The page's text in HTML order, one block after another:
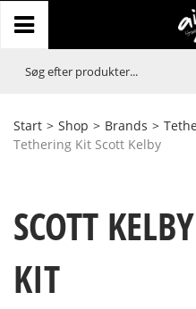
Start > Shop > Brands >
Tethering Kit Scott Kelby
SCOTT
KIT